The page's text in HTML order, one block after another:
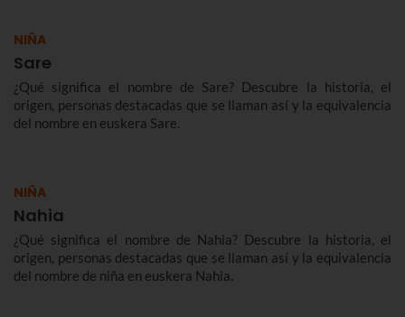
NIÑA
Sare
¿Qué significa el nombre de Sare? Descubre la historia, el
origen, personas destacadas que se llaman así y la equivalencia
del nombre en euskera Sare.
NIÑA
Nahia
¿Qué significa el nombre de Nahia? Descubre la historia, el
origen, personas destacadas que se llaman así y la equivalencia
del nombre de niña en euskera Nahia.